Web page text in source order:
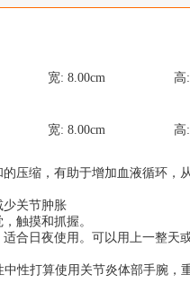
宽: 8.00cm
宽: 8.00cm
压缩，有助于增加血液循环，
少关节肿胀
触摸和抓握。
合日夜使用。可以用上一整天
性打算使用关节炎体部手腕，